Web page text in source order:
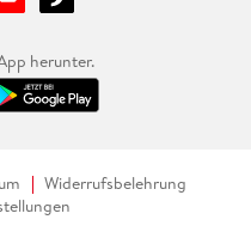
herunter.
Widerrufsbelehrung